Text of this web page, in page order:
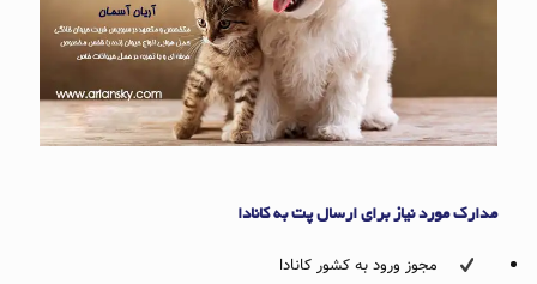
مدارک مورد نیاز برای ارسال پت به کانادا
مجوز ورود به کشور کانادا